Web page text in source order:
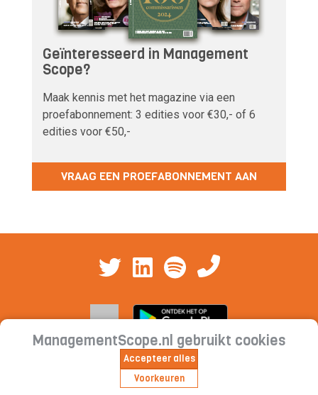
Geïnteresseerd in Management
Scope?
Maak kennis met het magazine via een
proefabonnement: 3 edities voor €30,- of 6
edities voor €50,-
VRAAG EEN PROEFABONNEMENT AAN
Cookieverklaring | Privacyverklaring |
Abonnementsvoorwaarden
ManagementScope.nl gebruikt cookies
Accepteer alles
Voorkeuren